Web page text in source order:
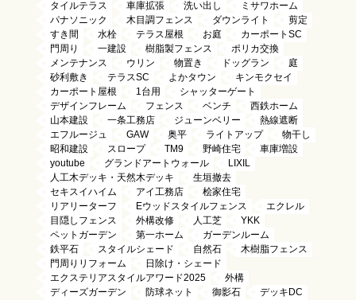
タイルテラス
車庫拡張 洗い出し
ミサワホーム
パナソニック
木目調フェンス ダウンライト
剪定
すき間
水栓 テラス屋根 お庭
カーポートSC
門周り
一建設 樹脂製フェンス
ポリカ交換
メンテナンス
ウリン 物置き ドッグラン
庭
砂利敷き
テラスSC よかタウン
キンモクセイ
カーポート屋根
1台用
シャッターゲート
デザインフレーム
フェンス ベンチ
西鉄ホーム
山本建設
一条工務店 ジューンベリー
熱線遮断
エフルージュ
GAW 奥平 ライトアップ
物干し
昭和建設
スロープ TM9 野崎住宅
車庫増設
youtube
グランドアートウォール
LIXIL
人工木デッキ・天然木デッキ
生垣撤去
セキスイハイム
アイ工務店
桧家住宅
リアリーターフ
Eウッドスタイルフェンス
エクレル
目隠しフェンス
外構改修 人工芝
YKK
ペットガーデン
第一ホーム
ガーデンルーム
鉄平石
スタイルシェード 自然石
木樹脂フェンス
門周りリフォーム
日除け・シェード
エクステリアスタイルアワード2025
外構
ディーズガーデン
防球ネット 御影石
デッキDC